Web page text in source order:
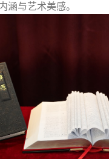
涵与艺术美感。